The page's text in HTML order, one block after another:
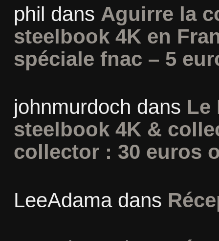
phil dans Aguirre la
steelbook 4K en
spéciale fnac – 5
johnmurdoch dans Le
steelbook 4K &
collector : 30 euros
LeeAdamadans